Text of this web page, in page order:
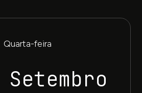
Quarta-feira